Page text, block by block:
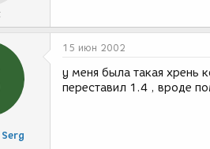
15 июн 2002
у меня была такая хрень
переставил 1.4 , вроде